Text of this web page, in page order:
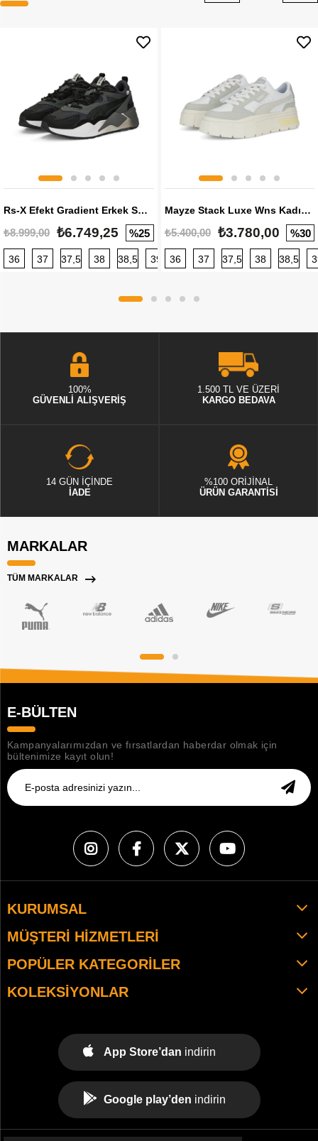
Rs-X Efekt Gradient Erkek Sneaker
₺8.999,00 ₺6.749,25 %25
36 37 37,5 38 38,5 39 40 40,5 41 42 42,5
Mayze Stack Luxe Wns Kadın Sneaker
₺5.400,00 ₺3.780,00 %30
36 37 37,5 38 38,5
100%
GÜVENLİ ALIŞVERİŞ
1.500 TL VE ÜZERİ
KARGO BEDAVA
14 GÜN İÇİNDE
İADE
%100 ORİJİNAL
ÜRÜN GARANTİSİ
MARKALAR
TÜM MARKALAR
E-BÜLTEN
Kampanyalarımızdan ve fırsatlardan haberdar olmak için
bültenimize kayıt olun!
KURUMSAL
MÜŞTERI HIZMETLERI
POPÜLER KATEGORILER
KOLEKSIYONLAR
App Store’dan indirin
Google play’den indirin